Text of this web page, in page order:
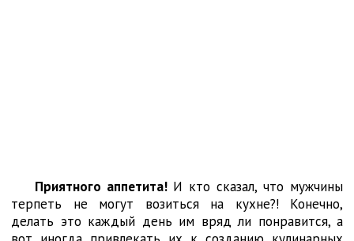
Приятного аппетита! И кто сказал, что мужчины
терпеть не могут возиться на кухне?! Конечно,
делать это каждый день им вряд ли понравится, а